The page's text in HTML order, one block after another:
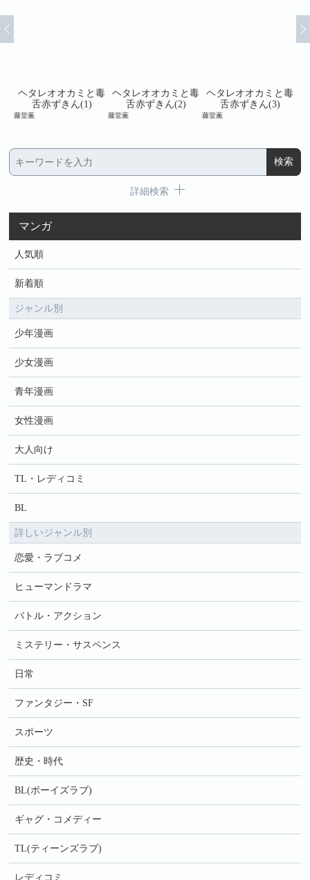
ヘタレオオカミと毒
舌赤ずきん(1)
藤堂薫
ヘタレオオカミと毒
舌赤ずきん(2)
藤堂薫
ヘタレオオカミと毒
舌赤ずきん(3)
藤堂薫
詳細検索
マンガ
人気順
新着順
ジャンル別
少年漫画
少女漫画
青年漫画
女性漫画
大人向け
TL・レディコミ
BL
詳しいジャンル別
恋愛・ラブコメ
ヒューマンドラマ
バトル・アクション
ミステリー・サスペンス
日常
ファンタジー・SF
スポーツ
歴史・時代
BL(ボーイズラブ)
ギャグ・コメディー
TL(ティーンズラブ)
レディコミ